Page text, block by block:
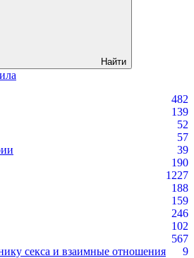
Найти
482
139
52
57
39
190
1227
188
159
246
102
567
секса и взаимные отношения
9